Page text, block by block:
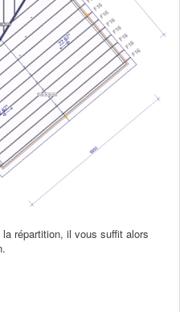
répartition, il vous suffit alors